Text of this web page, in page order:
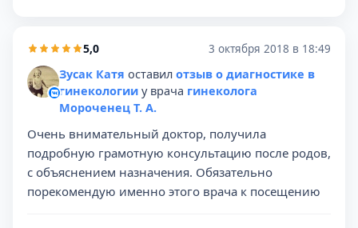
5,0 3 октября 2018 в 18:49
Зусак Катя оставил отзыв о диагностике в
гинекологии у врача гинеколога
Мороченец Т. А.
Очень внимательный доктор, получила
подробную грамотную консультацию после родов,
с объяснением назначения. Обязательно
порекомендую именно этого врача к посещению